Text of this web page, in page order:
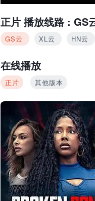
正片 播放线路 : GS
GS云 XL云 HN云
在线播放
正片 其他版本